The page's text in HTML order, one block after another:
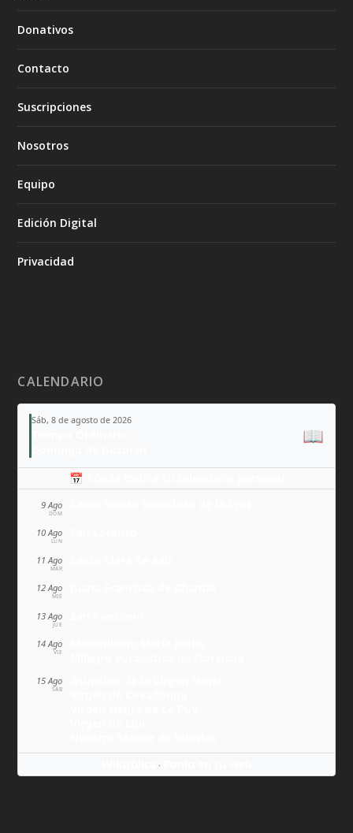
Donativos
Contacto
Suscripciones
Nosotros
Equipo
Edición Digital
Privacidad
CALENDARIO
Sáb, 8 de agosto de 2026
📖
📅 Añade todo a tu calendario personal
9 Ago
DOM
10 Ago
LUN
11 Ago
MAR
12 Ago
MIÉ
13 Ago
JUE
14 Ago
VIE
15 Ago
SÁB
·